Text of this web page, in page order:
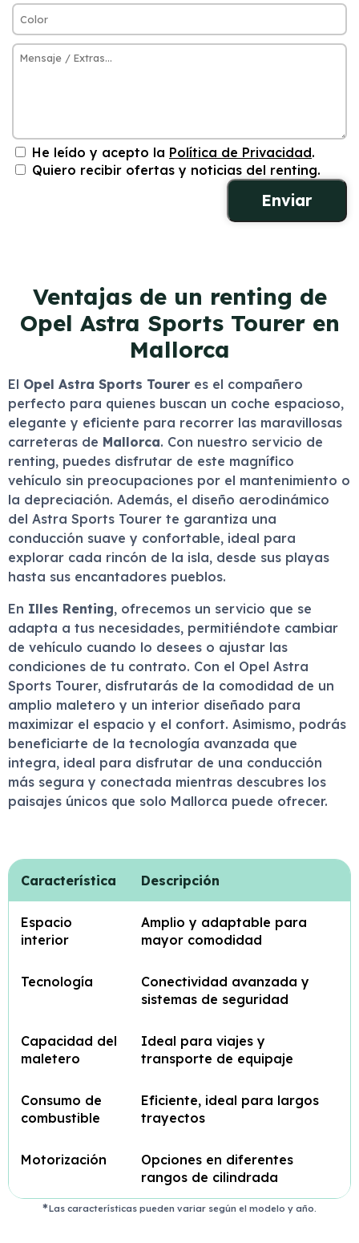
He leído y acepto la Política de Privacidad.
Quiero recibir ofertas y noticias del renting.
Ventajas de un renting de
Opel Astra Sports Tourer en
Mallorca
El Opel Astra Sports Tourer es el compañero
perfecto para quienes buscan un coche espacioso,
elegante y eficiente para recorrer las maravillosas
carreteras de Mallorca. Con nuestro servicio de
renting, puedes disfrutar de este magnífico
vehículo sin preocupaciones por el mantenimiento o
la depreciación. Además, el diseño aerodinámico
del Astra Sports Tourer te garantiza una
conducción suave y confortable, ideal para
explorar cada rincón de la isla, desde sus playas
hasta sus encantadores pueblos.
En Illes Renting, ofrecemos un servicio que se
adapta a tus necesidades, permitiéndote cambiar
de vehículo cuando lo desees o ajustar las
condiciones de tu contrato. Con el Opel Astra
Sports Tourer, disfrutarás de la comodidad de un
amplio maletero y un interior diseñado para
maximizar el espacio y el confort. Asimismo, podrás
beneficiarte de la tecnología avanzada que
integra, ideal para disfrutar de una conducción
más segura y conectada mientras descubres los
paisajes únicos que solo Mallorca puede ofrecer.
Característica Descripción
Espacio
interior
Amplio y adaptable para
mayor comodidad
Tecnología
Conectividad avanzada y
sistemas de seguridad
Capacidad del
maletero
Ideal para viajes y
transporte de equipaje
Consumo de
combustible
Eficiente, ideal para largos
trayectos
Motorización
Opciones en diferentes
rangos de cilindrada
Las características pueden variar según el modelo y año.